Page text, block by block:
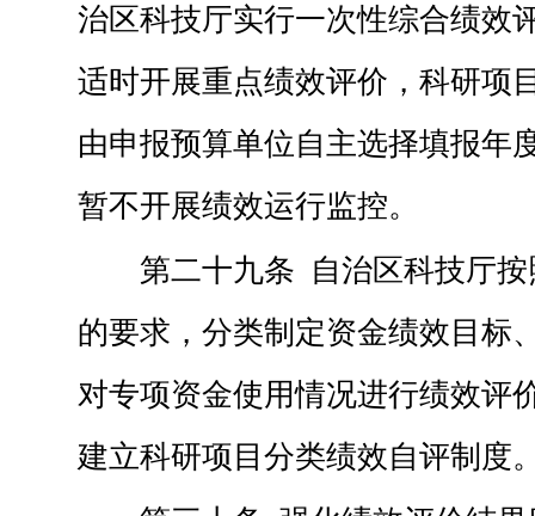
治区科技厅实行一次性综合绩效
适时开展重点绩效评价，科研项
由申报预算单位自主选择填报年
暂不开展绩效运行监控。
第二十九条 自治区科技厅
的要求，分类制定资金绩效目标
对专项资金使用情况进行绩效评
建立科研项目分类绩效自评制度